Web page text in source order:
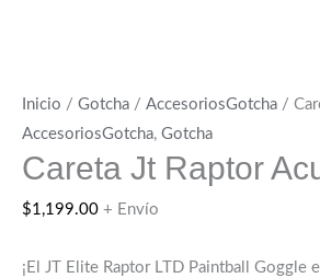
Inicio / Gotcha / AccesoriosGotcha /
AccesoriosGotcha, Gotcha
Careta Jt Raptor
$1,199.00 + Envío
¡El JT Elite Raptor LTD Paintball Goggle